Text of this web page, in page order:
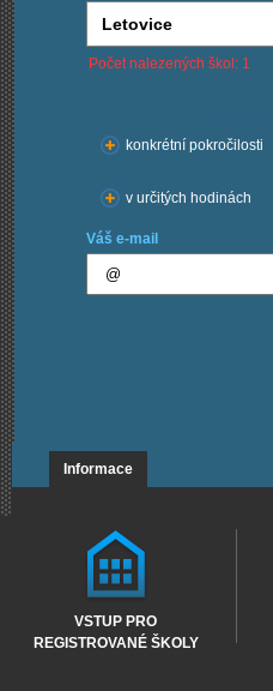
Počet nalezených škol: 1
konkrétní pokročilosti
v určitých hodinách
Váš e-mail
Informace
VSTUP PRO
REGISTROVANÉ ŠKOLY